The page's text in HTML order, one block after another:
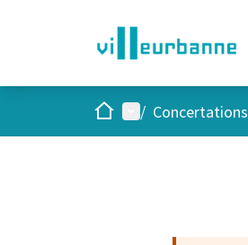
AccueilMenu principal
/ Concertations